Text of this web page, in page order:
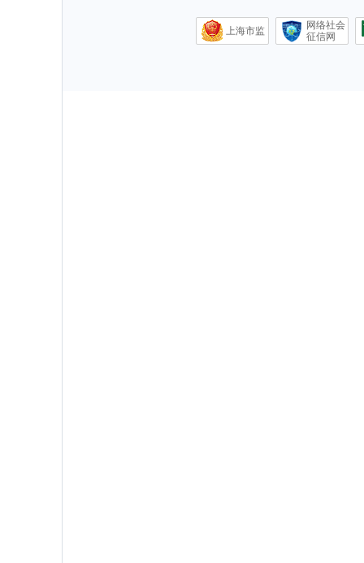
上海市监
网络社会
征信网